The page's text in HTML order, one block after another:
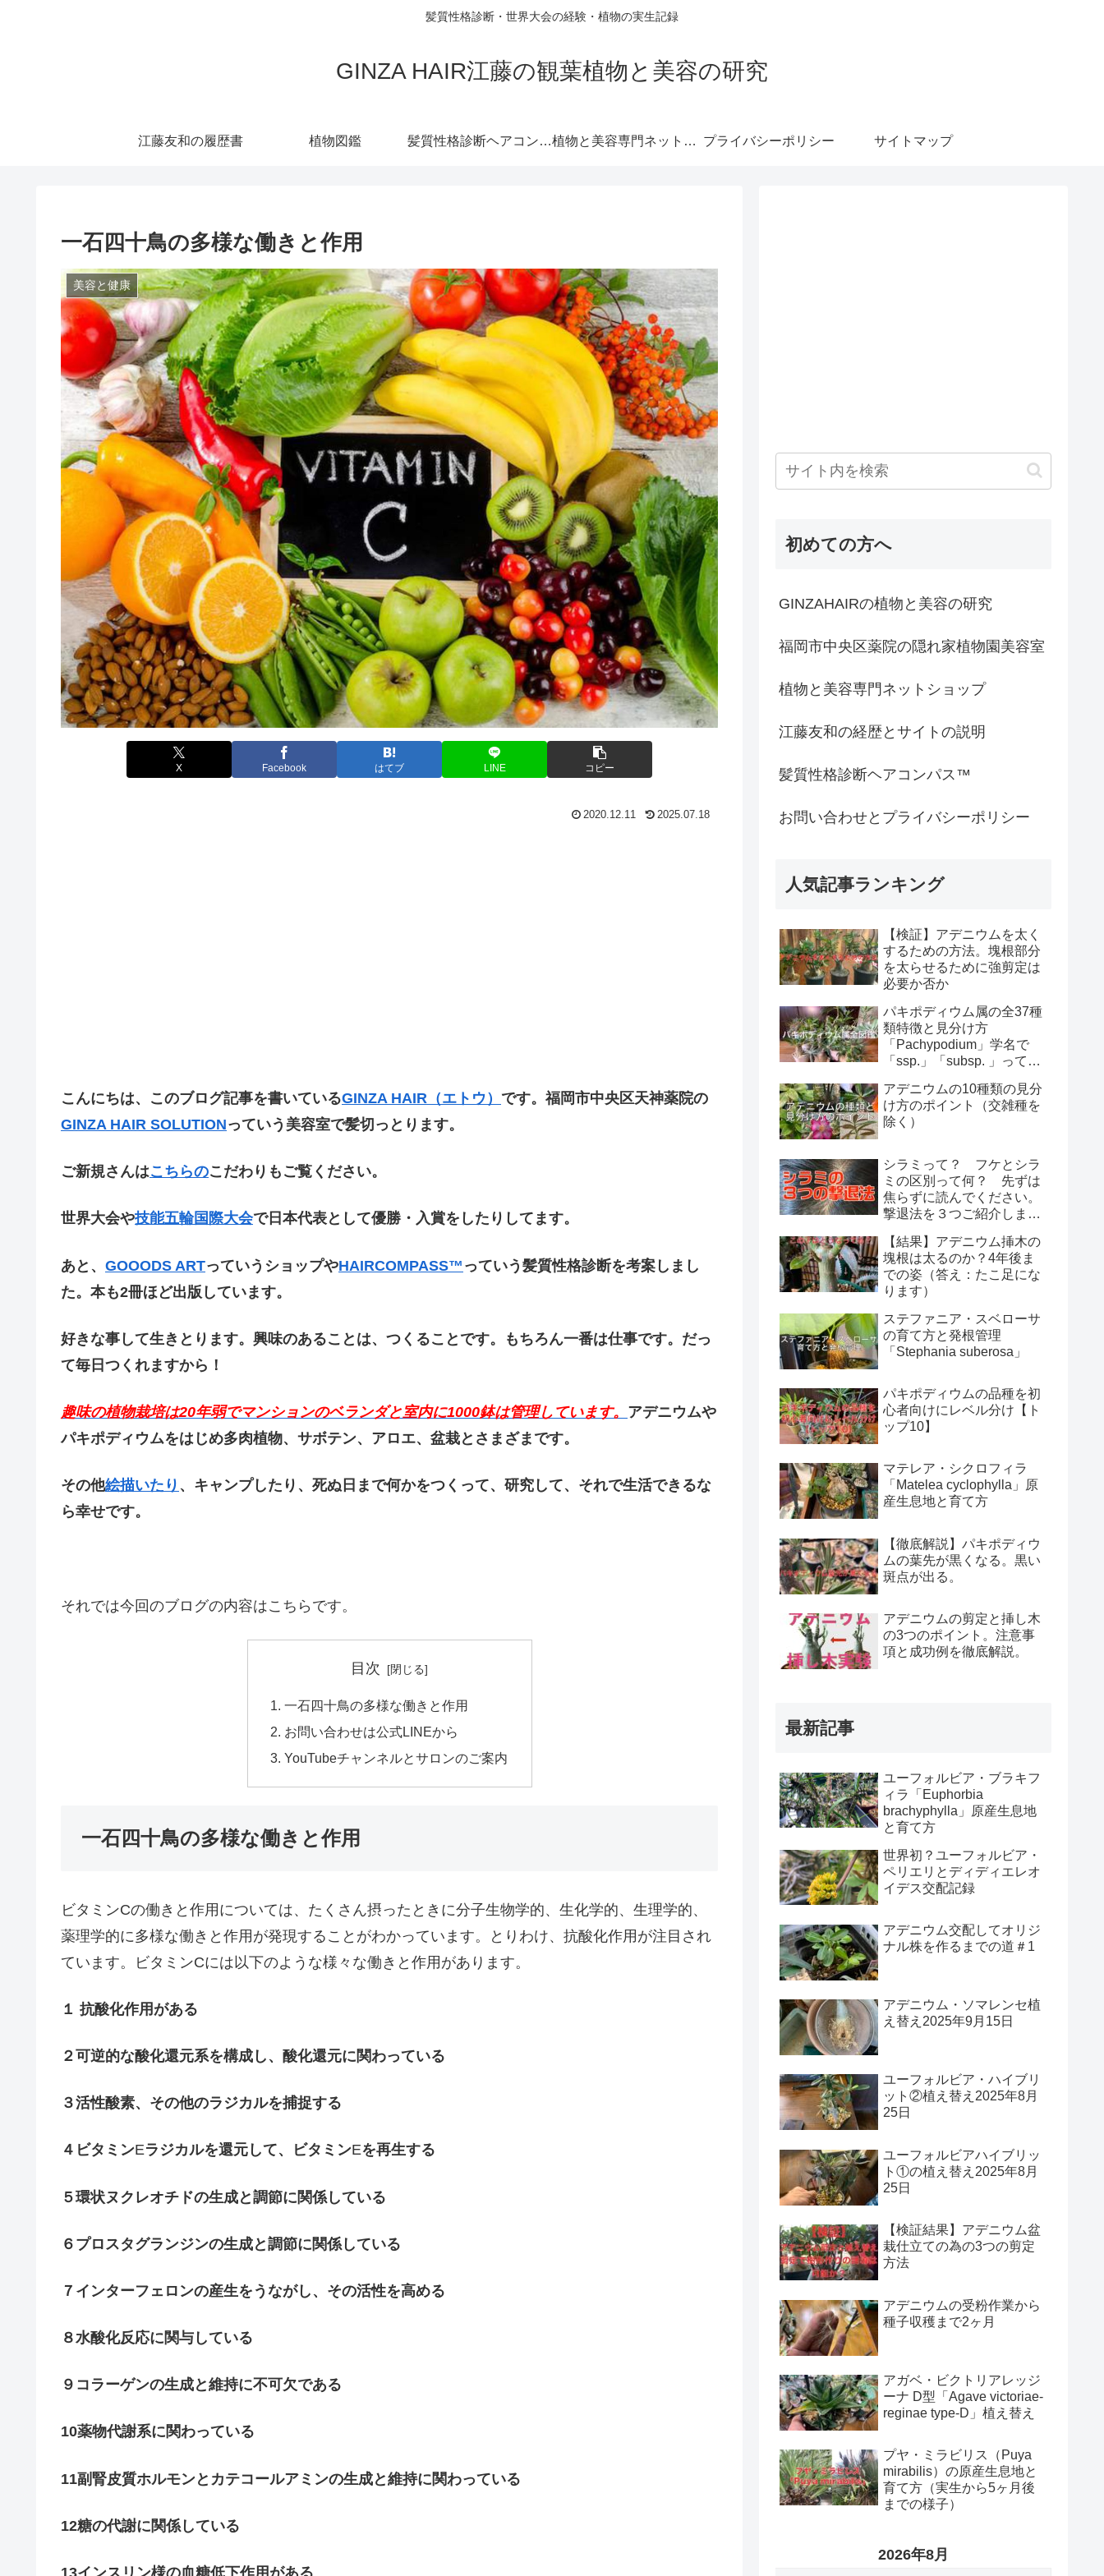
髪質性格診断・世界大会の経験・植物の実生記録
GINZA HAIR江藤の観葉植物と美容の研究
江藤友和の履歴書 植物図鑑 髪質性格診断ヘアコンパス™︎ 植物と美容専門ネットショップ プライバシーポリシー サイトマップ
一石四十鳥の多様な働きと作用
美容と健康
X Facebook はてブ LINE コピー
2020.12.11 2025.07.18
こんにちは、このブログ記事を書いているGINZA HAIR（エトウ） です。福岡市中央区天神薬院の
GINZA HAIR SOLUTIONっていう美容室で髪切っとります。
ご新規さんはこちらのこだわりもご覧ください。
世界大会や技能五輪国際大会で日本代表として優勝・入賞をしたりしてます。
あと、 GOOODS ARTっていうショップやHAIRCOMPASS™️ っていう髪質性格診断を考案しまし
た。本も2冊ほど出版しています。
好きな事して生きとります。興味のあることは、つくることです。もちろん一番は仕事です。だっ
て毎日つくれますから！
趣味の植物栽培は20年弱でマンションのベランダと室内に1000鉢は管理しています。 アデニウムや
パキポディウムをはじめ多肉植物、サボテン、アロエ、盆栽とさまざまです。
その他絵描いたり 、キャンプしたり、死ぬ日まで何かをつくって、研究して、それで生活できるな
ら幸せです。
それでは今回のブログの内容はこちらです。
目次
一石四十鳥の多様な働きと作用
お問い合わせは公式LINEから
YouTubeチャンネルとサロンのご案内
一石四十鳥の多様な働きと作用
ビタミンCの働きと作用については、たくさん摂ったときに分子生物学的、生化学的、生理学的、
薬理学的に多様な働きと作用が発現することがわかっています。とりわけ、抗酸化作用が注目され
ています。ビタミンCには以下のような様々な働きと作用があります。
１ 抗酸化作用がある
２可逆的な酸化還元系を構成し、酸化還元に関わっている
３活性酸素、その他のラジカルを捕捉する
４ビタミンEラジカルを還元して、ビタミンEを再生する
５環状ヌクレオチドの生成と調節に関係している
６プロスタグランジンの生成と調節に関係している
７インターフェロンの産生をうながし、その活性を高める
８水酸化反応に関与している
９コラーゲンの生成と維持に不可欠である
10薬物代謝系に関わっている
11副腎皮質ホルモンとカテコールアミンの生成と維持に関わっている
12糖の代謝に関係している
初めての方へ
GINZAHAIRの植物と美容の研究
福岡市中央区薬院の隠れ家植物園美容室
植物と美容専門ネットショップ
江藤友和の経歴とサイトの説明
髪質性格診断ヘアコンパス™︎
お問い合わせとプライバシーポリシー
人気記事ランキング
【検証】アデニウムを太く
するための方法。塊根部分
を太らせるために強剪定は
必要か否か
パキポディウム属の全37種
類特徴と見分け方
「Pachypodium」学名で
「ssp.」「subsp. 」って
アデニウムの10種類の見分
け方のポイント（交雑種を
除く）
シラミって？ フケとシラ
ミの区別って何？ 先ずは
焦らずに読んでください。
撃退法を３つご紹介しま
【結果】アデニウム挿木の
塊根は太るのか？4年後ま
での姿（答え：たこ足にな
ります）
ステファニア・スベローサ
の育て方と発根管理
「Stephania suberosa」
パキポディウムの品種を初
心者向けにレベル分け【ト
ップ10】
マテレア・シクロフィラ
「Matelea cyclophylla」原
産生息地と育て方
【徹底解説】パキポディウ
ムの葉先が黒くなる。黒い
斑点が出る。
アデニウムの剪定と挿し木
の3つのポイント。注意事
項と成功例を徹底解説。
最新記事
ユーフォルビア・ブラキフ
ィラ「Euphorbia
brachyphylla」原産生息地
と育て方
世界初？ユーフォルビア・
ペリエリとディディエレオ
イデス交配記録
アデニウム交配してオリジ
ナル株を作るまでの道＃1
アデニウム・ソマレンセ植
え替え2025年9月15日
ユーフォルビア・ハイブリ
ット②植え替え2025年8月
25日
ユーフォルビアハイブリッ
ト①の植え替え2025年8月
25日
【検証結果】アデニウム盆
栽仕立ての為の3つの剪定
方法
アデニウムの受粉作業から
種子収穫まで2ヶ月
アガベ・ビクトリアレッジ
ーナ D型「Agave victoriae-
reginae type-D」植え替え
プヤ・ミラビリス（Puya
mirabilis）の原産生息地と
育て方（実生から5ヶ月後
までの様子）
2026年8月